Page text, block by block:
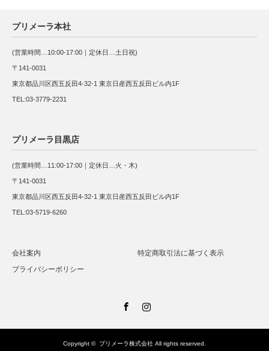
プリメーラ本社
(営業時間…10:00-17:00｜定休日…土日祝)
〒141-0031
東京都品川区西五反田4-32-1 東京日産西五反田ビル内1F
TEL:03-3779-2231
プリメーラ目黒店
(営業時間…11:00-17:00｜定休日…火・木)
〒141-0031
東京都品川区西五反田4-32-1 東京日産西五反田ビル内1F
TEL:03-5719-6260
会社案内
特定商取引法に基づく表示
プライバシーポリシー
Copyright © プリメーラ株式会社 All rights reserved.